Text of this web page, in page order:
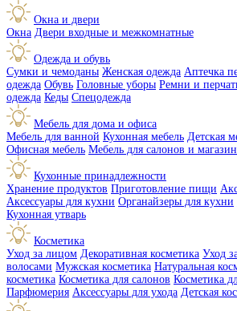
Окна и двери
Окна Двери входные и межкомнатные
Одежда и обувь
Сумки и чемоданы Женская одежда Аптечка
одежда Обувь Головные уборы Ремни и
одежда Кеды Спецодежда
Мебель для дома и офиса
Мебель для ванной Кухонная мебель Детская
Офисная мебель Мебель для салонов и
Кухонные принадлежности
Хранение продуктов Приготовление пищи
Аксессуары для кухни Органайзеры для кухни
Кухонная утварь
Косметика
Уход за лицом Декоративная косметика Уход
волосами Мужская косметика Натуральная
косметика Косметика для салонов Косметика
Парфюмерия Аксессуары для ухода Детская